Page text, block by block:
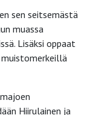
sen seitsemästä
muassa
Lisäksi oppaat
Hiirulainen ja